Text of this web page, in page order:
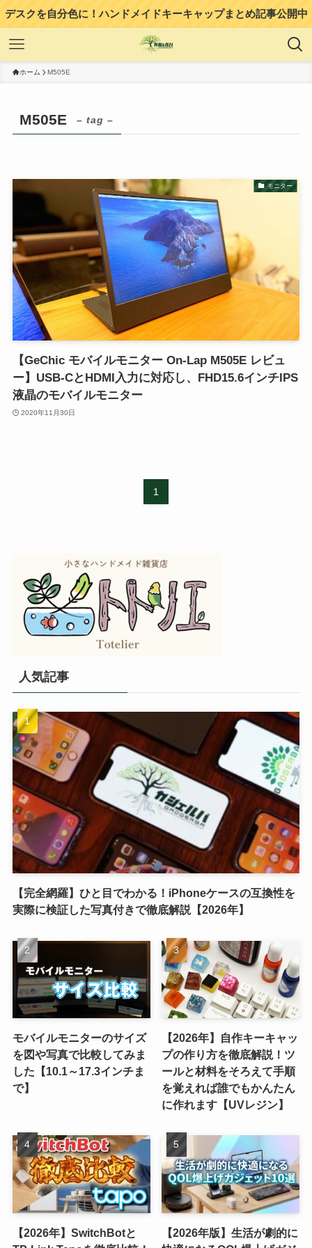
デスクを自分色に！ハンドメイドキーキャップまとめ記事公開中
ホーム M505E
M505E – tag –
モニター
【GeChic モバイルモニター On-Lap M505E レビュ
ー】USB-CとHDMI入力に対応し、FHD15.6インチIPS
液晶のモバイルモニター
2020年11月30日
1
人気記事
【完全網羅】ひと目でわかる！iPhoneケースの互換性を
実際に検証した写真付きで徹底解説【2026年】
モバイルモニターのサイズ
を図や写真で比較してみま
した【10.1～17.3インチま
で】
【2026年】自作キーキャッ
プの作り方を徹底解説！ツ
ールと材料をそろえて手順
を覚えれば誰でもかんたん
に作れます【UVレジン】
【2026年】SwitchBotと
【2026年版】生活が劇的に